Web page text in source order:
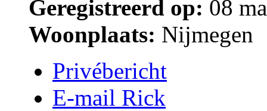
Geregistreerd op: 08
Woonplaats: Nijmegen
Privébericht
E-mail Rick